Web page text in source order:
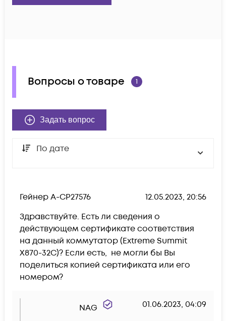
Вопросы о товаре 1
Задать вопрос
По дате
Гейнер А-CP27576
12.05.2023, 20:56
Здравствуйте. Есть ли сведения о
действующем сертификате соответствия
на данный коммутатор (Extreme Summit
X870-32C)? Если есть,  не могли бы Вы
поделиться копией сертификата или его
номером?
NAG 01.06.2023, 04:09